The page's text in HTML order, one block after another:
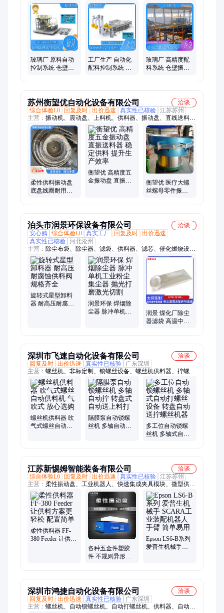
器、模具测温系统、自动配料系统、打包机、采集控制系统、鼓
泡系统、供料道系统、天然气熔炉控制系统、窑炉控制系统、熔
炉控制系统、玻璃自动打带机、供料道燃烧系统、供料道加热系
统、玻璃窑炉鼓泡系统、DCS控制系统、玻璃窑炉自动控制系
统、自动配料控制系统、配料管理系统、配料管理系统PLC、玻
璃自动化配料系统、DCS采集控制系统
玻璃厂 原料自动
控制系统 仓壁振
工厂生产 自动化
配料控制系统 仓
玻璃厂 高精度配
料系统 仓壁振动
苏州衡望优自动化设备有限公司
洽谈
综合体验L0
回复及时 出价迅速 真实性已核验 江苏苏州
主营： 振动机、震动盘、上料机、供料器、振动盘、直线送料、
包胶喷涂、电池外壳、给料设备、自动冲床、手机配件、轨道电
子、自动送料机、可调节开关、送料机螺丝、自动化送料、自动
化塑料、送料机弹簧、自动送料设备、自动送料震动、电子送料
设备
柔性供料振动盘
底盘线圈耐用振
衡望优 高精度五
金振动盘 直振送
衡望优 医疗大螺
丝螺母零件振动
泊头市润景环保设备有限公司
洽谈
安心购
综合体验L0 真实工厂 回复及时 出价迅速
真实性已核验 河北沧州
主营： 除尘布袋、除尘器、滤袋、供料器、滤芯、催化燃烧设
备、骨架、脉冲阀、卸料器、螺旋输送机、单向隔爆阀、防爆装
置
旋转式星型卸料
器 耐高压耐腐蚀
润景环保 焊烟除
尘器 脉冲单机工
润景 煤化厂除尘
器滤袋 高温中温
深圳市飞速自动化设备有限公司
洽谈
回复及时 出价迅速 真实性已核验
广东深圳
主营： 螺丝机、非标定制、锁螺丝设备、螺丝机供料器、拧螺丝
设备、螺丝供料机、自动锁螺丝机、自动打螺丝机、自动螺丝机
螺丝机供料器 吹
气式螺丝自动供
隔膜泵自动锁螺
丝机 多轴自动拧
多工位自动锁螺
丝机 多轴式自动
江苏新惕姆智能装备有限公司
洽谈
综合体验L0
回复及时 出价迅速 真实性已核验 江苏苏州
主营： 柔性振动盘、工业机器人、快速集成夹具模块、微型供料
器、锁螺丝机器人、托盘供料、上料装置、输送机、输送段、坐
标机械手
柔性供料器 FF-
380 Feeder 让供料
各种五金件塑胶
件 不规则异形件
Epson LS6-B系列
爱普生机械手
深圳市鸿捷自动化设备有限公司
洽谈
回复及时 出价迅速 真实性已核验
广东深圳
主营： 螺丝机、自动锁螺丝机、自动打螺丝机、供料器、自动拧